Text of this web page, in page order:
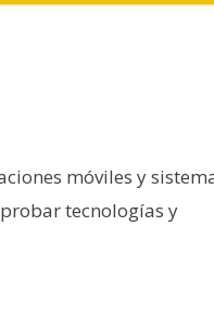
móviles y
tecnologías y